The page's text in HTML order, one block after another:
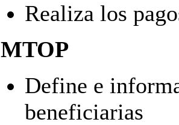
Realiza los
MTOP
Define e
beneficiarias